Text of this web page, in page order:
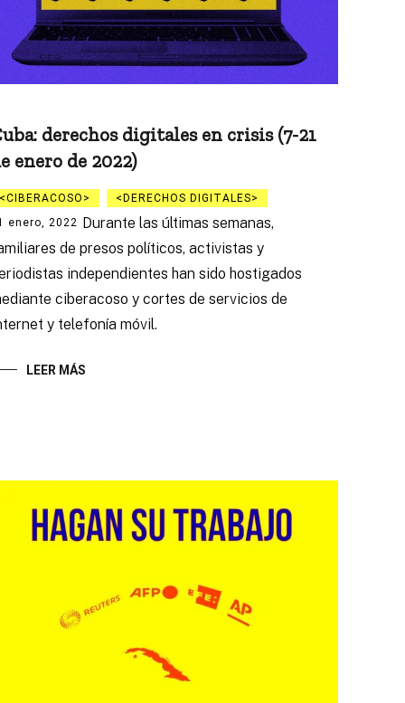
derechos digitales en crisis (7-21
enero de 2022)
CIBERACOSO
DERECHOS DIGITALES
enero, 2022
Durante las últimas semanas,
de presos políticos, activistas y
independientes han sido hostigados
ciberacoso y cortes de servicios de
y telefonía móvil.
LEER MÁS